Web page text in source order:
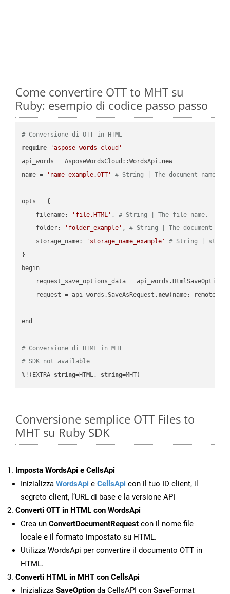
Come convertire OTT to MHT su
Ruby: esempio di codice passo passo
# Conversione di OTT in HTML
require
'aspose_words_cloud'
api_words = AsposeWordsCloud::WordsApi. new
name =
'name_example.OTT' # String | The document name.
opts = {
    filename:
'file.HTML' , # String | The file name.
    folder:
'folder_example' , # String | The document
    storage_name:
'storage_name_example'
# String |
}
begin
request_save_options_data =
    request = api_words.SaveAsRequest.
new(name:
end
# Conversione di HTML in MHT
# SDK not available
%!(EXTRA string=HTML, string=MHT)
Conversione semplice OTT Files to
MHT su Ruby SDK
Imposta WordsApi e CellsApi
Inizializza WordsApi e CellsApi con il tuo ID client, il
segreto client, l’URL di base e la versione API
Converti OTT in HTML con WordsApi
Crea un ConvertDocumentRequest con il nome file
locale e il formato impostato su HTML.
Utilizza WordsApi per convertire il documento OTT in
HTML.
Converti HTML in MHT con CellsApi
Inizializza SaveOption da CellsAPI con SaveFormat